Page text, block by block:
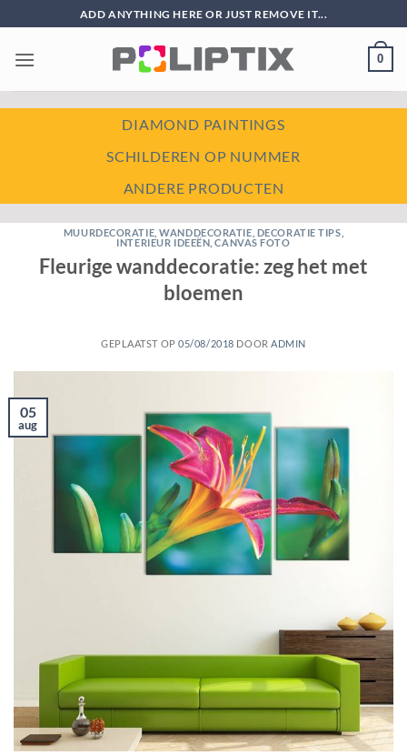
naar
inhoud
ADD ANYTHING HERE OR JUST REMOVE IT...
0
DIAMOND PAINTINGS
SCHILDEREN OP NUMMER
ANDERE PRODUCTEN
MUURDECORATIE ,WANDDECORATIE DECORATIE TIPS
INTERIEUR IDEEËN ,CANVAS FOTO
Fleurige wanddecoratie: zeg het met
bloemen
GEPLAATST OP05/08/2018 DOOR ADMIN
05
aug